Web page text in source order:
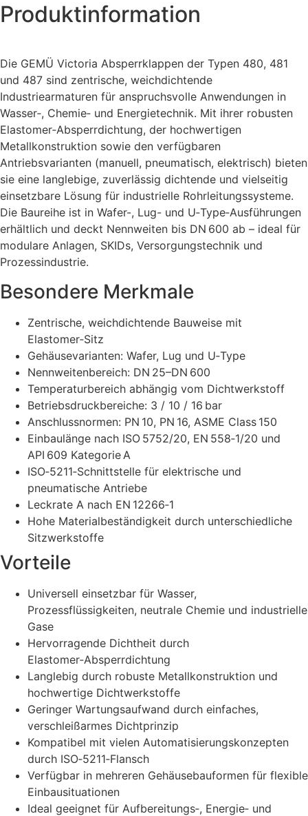
Produktinformation
Die GEMÜ Victoria Absperrklappen der Typen 480, 481
und 487 sind zentrische, weichdichtende
Industriearmaturen für anspruchsvolle Anwendungen in
Wasser‑, Chemie‑ und Energietechnik. Mit ihrer robusten
Elastomer‑Absperrdichtung, der hochwertigen
Metallkonstruktion sowie den verfügbaren
Antriebsvarianten (manuell, pneumatisch, elektrisch) bieten
sie eine langlebige, zuverlässig dichtende und vielseitig
einsetzbare Lösung für industrielle Rohrleitungssysteme.
Die Baureihe ist in Wafer-, Lug- und U‑Type‑Ausführungen
erhältlich und deckt Nennweiten bis DN 600 ab – ideal für
modulare Anlagen, SKIDs, Versorgungstechnik und
Prozessindustrie.
Besondere Merkmale
Zentrische, weichdichtende Bauweise mit
Elastomer‑Sitz
Gehäusevarianten: Wafer, Lug und U‑Type
Nennweitenbereich: DN 25–DN 600
Temperaturbereich abhängig vom Dichtwerkstoff
Betriebsdruckbereiche: 3 / 10 / 16 bar
Anschlussnormen: PN 10, PN 16, ASME Class 150
Einbaulänge nach ISO 5752/20, EN 558‑1/20 und
API 609 Kategorie A
ISO‑5211‑Schnittstelle für elektrische und
pneumatische Antriebe
Leckrate A nach EN 12266‑1
Hohe Materialbeständigkeit durch unterschiedliche
Sitzwerkstoffe
Vorteile
Universell einsetzbar für Wasser,
Prozessflüssigkeiten, neutrale Chemie und industrielle
Gase
Hervorragende Dichtheit durch
Elastomer‑Absperrdichtung
Langlebig durch robuste Metallkonstruktion und
hochwertige Dichtwerkstoffe
Geringer Wartungsaufwand durch einfaches,
verschleißarmes Dichtprinzip
Kompatibel mit vielen Automatisierungskonzepten
durch ISO‑5211‑Flansch
Verfügbar in mehreren Gehäusebauformen für flexible
Einbausituationen
Ideal geeignet für Aufbereitungs‑, Energie‑ und